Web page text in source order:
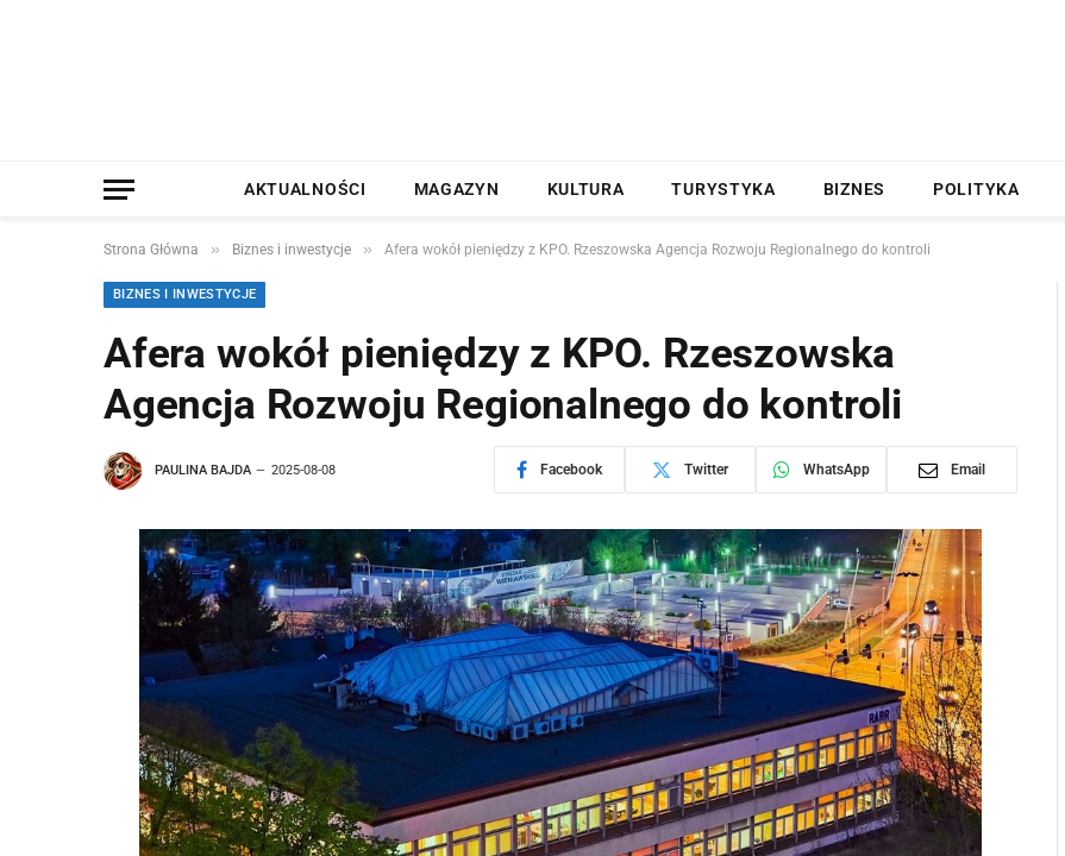
AKTUALNOŚCI MAGAZYN KULTURA TURYSTYKA BIZNES POLITYKA
Strona Główna » Biznes i inwestycje » Afera wokół pieniędzy z KPO. Rzeszowska Agencja Rozwoju Regionalnego do kontroli
BIZNES I INWESTYCJE
Afera wokół pieniędzy z KPO. Rzeszowska
Agencja Rozwoju Regionalnego do kontroli
PAULINA BAJDA 2025-08-08 Facebook Twitter WhatsApp Email